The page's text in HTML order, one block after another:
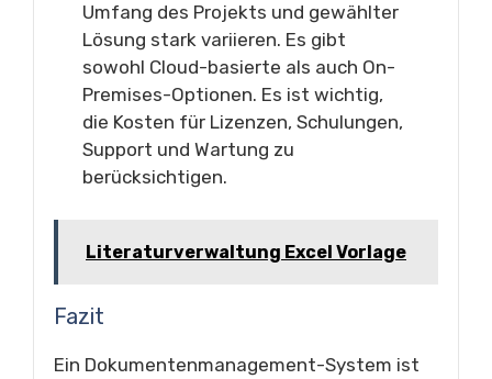
Umfang des Projekts und gewählter
Lösung stark variieren. Es gibt
sowohl Cloud-basierte als auch On-
Premises-Optionen. Es ist wichtig,
die Kosten für Lizenzen, Schulungen,
Support und Wartung zu
berücksichtigen.
Literaturverwaltung Excel Vorlage
Fazit
Ein Dokumentenmanagement-System ist